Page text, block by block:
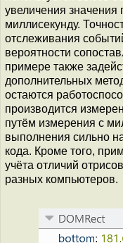
увеличения
миллисекунду.
отслеживания
вероятности
примере также
дополнительных
остаются
производится
путём измерения c
выполнения сильно
кода. Кроме того,
учёта отличий
разных компьютеров.